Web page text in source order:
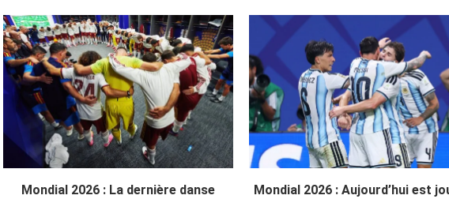
Mondial 2026 : La dernière danse
Mondial 2026 : Aujourd’hui est